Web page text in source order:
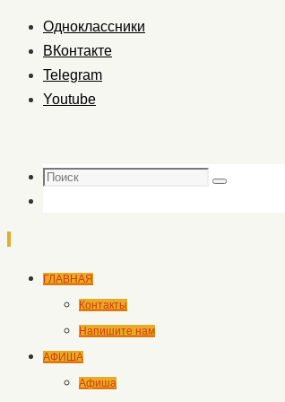
Одноклассники
ВКонтакте
Telegram
Youtube
Поиск
Поиск
Перейти
содержимому
ГЛАВНАЯ
Контакты
Напишите нам
АФИША
Афиша